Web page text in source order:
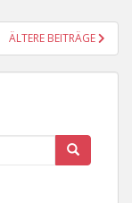
ÄLTERE BEITRÄGE